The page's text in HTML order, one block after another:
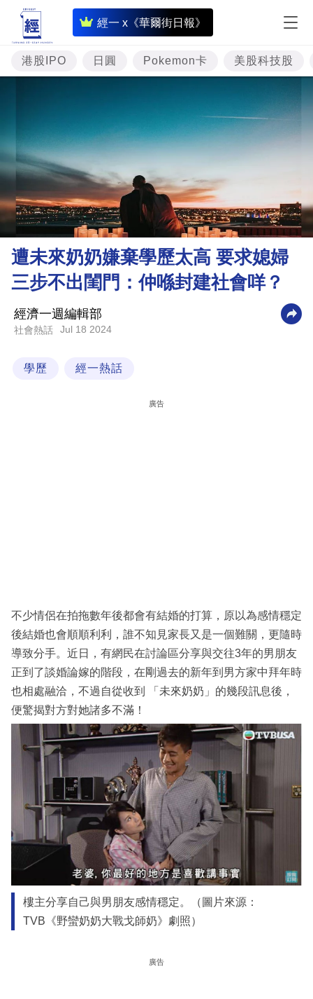
經一 x《華爾街日報》
即
時
財
經
投
樓
市
理
財
商
業
科
區
港股IPO 日圓 Pokemon卡 美股科技股
遭未來奶奶嫌棄學歷太高 要求媳婦
三步不出閨門：仲喺封建社會咩？
經濟一週編輯部
社會熱話 Jul 18 2024
學歷 經一熱話
廣告
不少情侶在拍拖數年後都會有結婚的打算，原以為感情穩定
後結婚也會順順利利，誰不知見家長又是一個難關，更隨時
導致分手。近日，有網民在討論區分享與交往3年的男朋友
正到了談婚論嫁的階段，在剛過去的新年到男方家中拜年時
也相處融洽，不過自從收到 「未來奶奶」的幾段訊息後，
便驚揭對方對她諸多不滿！
樓主分享自己與男朋友感情穩定。（圖片來源：
TVB《野蠻奶奶大戰戈師奶》劇照）
廣告